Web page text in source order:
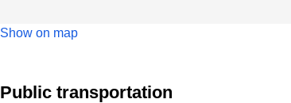
Show on map
Public transportation